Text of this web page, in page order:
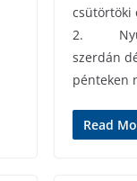
csütörtöki
2.
szerdán
pénteken
Read